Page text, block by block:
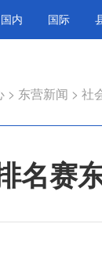
国内 国际
> 东营新闻 > 社
名赛